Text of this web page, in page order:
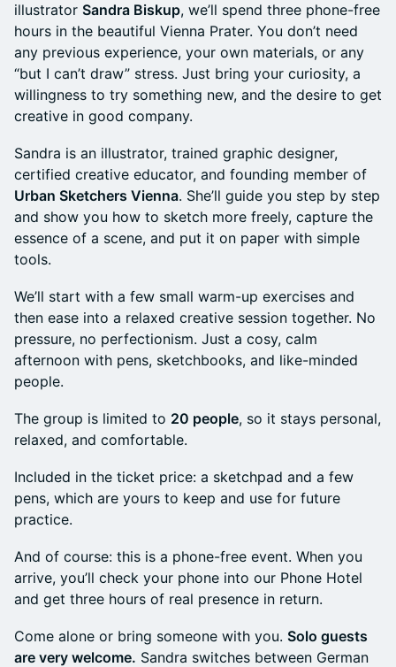
illustrator Sandra Biskup, we’ll spend three phone-free
hours in the beautiful Vienna Prater. You don’t need
any previous experience, your own materials, or any
“but I can’t draw” stress. Just bring your curiosity, a
willingness to try something new, and the desire to get
creative in good company.
Sandra is an illustrator, trained graphic designer,
certified creative educator, and founding member of
Urban Sketchers Vienna. She’ll guide you step by step
and show you how to sketch more freely, capture the
essence of a scene, and put it on paper with simple
tools.
We’ll start with a few small warm-up exercises and
then ease into a relaxed creative session together. No
pressure, no perfectionism. Just a cosy, calm
afternoon with pens, sketchbooks, and like-minded
people.
The group is limited to 20 people, so it stays personal,
relaxed, and comfortable.
Included in the ticket price: a sketchpad and a few
pens, which are yours to keep and use for future
practice.
And of course: this is a phone-free event. When you
arrive, you’ll check your phone into our Phone Hotel
and get three hours of real presence in return.
Come alone or bring someone with you. Solo guests
are very welcome. Sandra switches between German